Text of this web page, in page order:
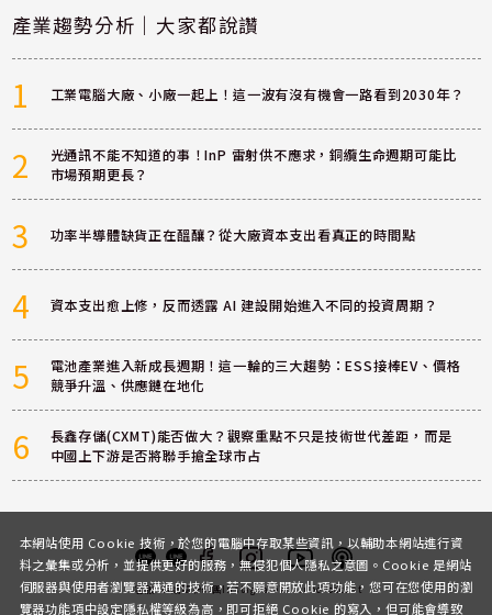
產業趨勢分析｜大家都說讚
1 工業電腦大廠、小廠一起上！這一波有沒有機會一路看到2030年？
2
光通訊不能不知道的事！InP 雷射供不應求，銅纜生命週期可能比
市場預期更長？
3 功率半導體缺貨正在醞釀？從大廠資本支出看真正的時間點
4 資本支出愈上修，反而透露 AI 建設開始進入不同的投資周期？
5
電池產業進入新成長週期！這一輪的三大趨勢：ESS接棒EV、價格
競爭升溫、供應鏈在地化
6
長鑫存儲(CXMT)能否做大？觀察重點不只是技術世代差距，而是
中國上下游是否將聯手搶全球市占
客服 討論區粉絲團InstagramYoutubePodcast
本網站使用 Cookie 技術，於您的電腦中存取某些資訊，以輔助本網站進行資
料之彙集或分析，並提供更好的服務，無侵犯個人隱私之意圖。Cookie 是網站
伺服器與使用者瀏覽器溝通的技術，若不願意開放此項功能，您可在您使用的瀏
覽器功能項中設定隱私權等級為高，即可拒絕 Cookie 的寫入，但可能會導致